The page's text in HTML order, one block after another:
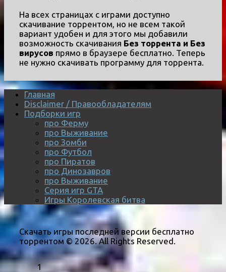
На всех страницах с играми доступно
скачивание торрентом, но не всем такой
вариант удобен и для этого мы добавили
возможность скачивания Без торрента и Без
вирусов прямо в браузере бесплатно. Теперь
не нужно скачивать программу для торрента.
Главная
Disclaimer / Правообладателям
Подборки игр
про Ферму
про Выживание
про Зомби
про Футбол
про Пиратов
про Динозавров
про Выживание
Серия игр GTA
Игры Королевская битва
Скачать игры последней версии бесплатно
торрентом © 2026. All Rights Reserved.
1